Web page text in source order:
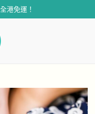
港免運！